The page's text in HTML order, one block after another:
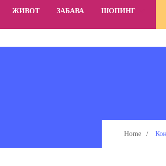
ЖИВОТ ЗАБАВА ШОПИНГ
Home